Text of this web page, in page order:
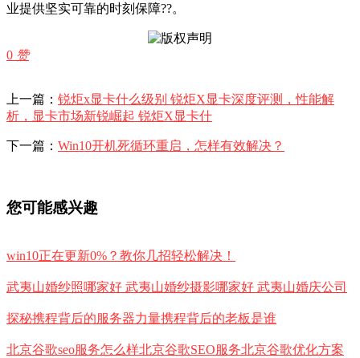
业提供坚实可靠的时刻保障??。
0 赞
上一篇： 锐炬x显卡什么级别 锐炬X显卡深度评测，性能解
析，显卡市场新锐崛起 锐炬X显卡什
下一篇： Win10开机死循环重启，怎样有效解决？
您可能感兴趣
win10正在更新0%？教你几招轻松解决！
武夷山婚纱照哪家好 武夷山婚纱摄影哪家好 武夷山婚庆公司
探秘携程背后的服务器力量携程背后的老板是谁
北京谷歌seo服务怎么样北京谷歌SEO服务北京谷歌优化方案